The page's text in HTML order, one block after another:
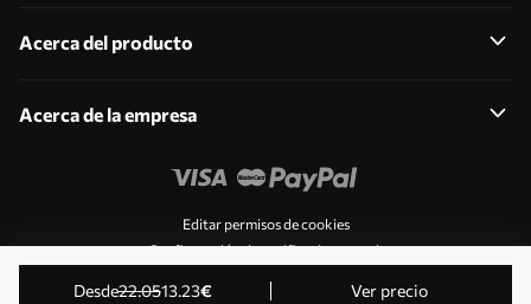
desde22.0513.23€ Ver precio
Acerca del producto
Acerca de la empresa
Editar permisos de cookies
Configuración de notificaciones push
© 2011-2026 Uwalls . Todos los derechos reservados.